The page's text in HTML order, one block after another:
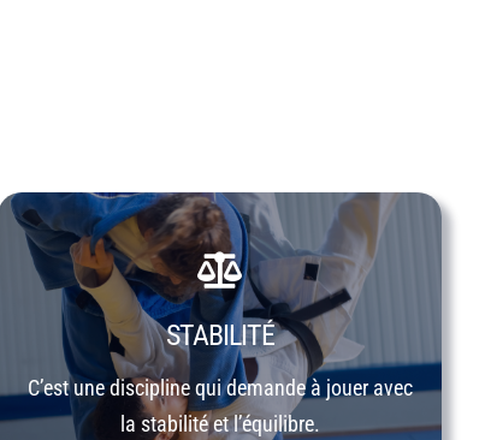
STABILITÉ
C’est une discipline qui demande à jouer avec
la stabilité et l’équilibre.